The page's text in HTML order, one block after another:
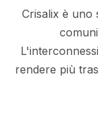
Crisalix è uno
rendere più